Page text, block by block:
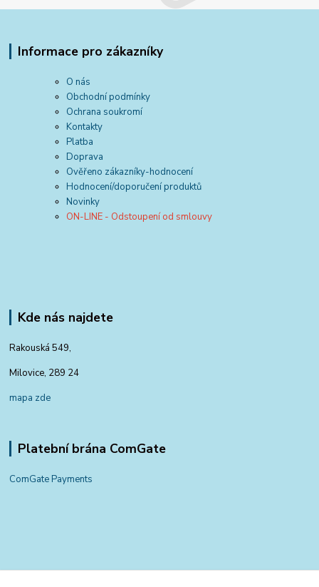
Informace pro zákazníky
O nás
Obchodní podmínky
Ochrana soukromí
Kontakty
Platba
Doprava
Ověřeno zákazníky-hodnocení
Hodnocení/doporučení produktů
Novinky
ON-LINE - Odstoupení od smlouvy
Kde nás najdete
Rakouská 549,
Milovice, 289 24
mapa zde
Platební brána ComGate
ComGate Payments